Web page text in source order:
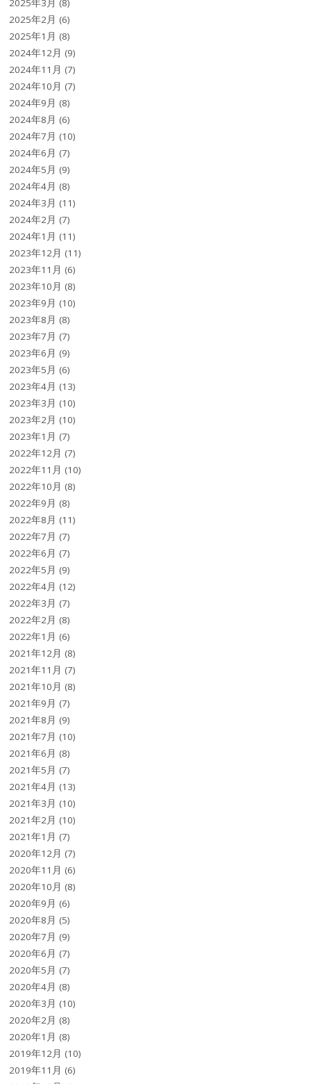
2025年3月 (8)
2025年2月 (6)
2025年1月 (8)
2024年12月 (9)
2024年11月 (7)
2024年10月 (7)
2024年9月 (8)
2024年8月 (6)
2024年7月 (10)
2024年6月 (7)
2024年5月 (9)
2024年4月 (8)
2024年3月 (11)
2024年2月 (7)
2024年1月 (11)
2023年12月 (11)
2023年11月 (6)
2023年10月 (8)
2023年9月 (10)
2023年8月 (8)
2023年7月 (7)
2023年6月 (9)
2023年5月 (6)
2023年4月 (13)
2023年3月 (10)
2023年2月 (10)
2023年1月 (7)
2022年12月 (7)
2022年11月 (10)
2022年10月 (8)
2022年9月 (8)
2022年8月 (11)
2022年7月 (7)
2022年6月 (7)
2022年5月 (9)
2022年4月 (12)
2022年3月 (7)
2022年2月 (8)
2022年1月 (6)
2021年12月 (8)
2021年11月 (7)
2021年10月 (8)
2021年9月 (7)
2021年8月 (9)
2021年7月 (10)
2021年6月 (8)
2021年5月 (7)
2021年4月 (13)
2021年3月 (10)
2021年2月 (10)
2021年1月 (7)
2020年12月 (7)
2020年11月 (6)
2020年10月 (8)
2020年9月 (6)
2020年8月 (5)
2020年7月 (9)
2020年6月 (7)
2020年5月 (7)
2020年4月 (8)
2020年3月 (10)
2020年2月 (8)
2020年1月 (8)
2019年12月 (10)
2019年11月 (6)